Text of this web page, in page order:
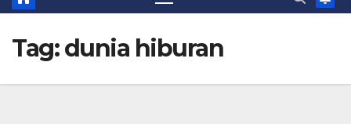
Tag:dunia hiburan